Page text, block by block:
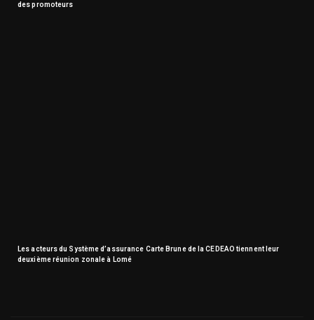
des promoteurs
Les acteurs du Système d’assurance Carte Brune de la CEDEAO tiennent leur
deuxième réunion zonale à Lomé